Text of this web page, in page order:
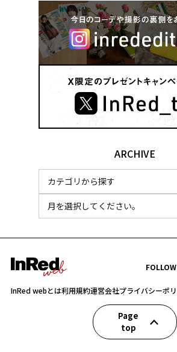
ARCHIVE
InRed webとは利用規約運営会社プライバシーポ
Page
top